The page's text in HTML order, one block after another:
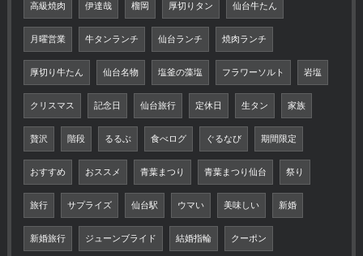
高級焼肉 伊達哉 榴岡 厚切りタン 仙台牛たん
月曜営業 牛タンランチ 仙台ランチ 焼肉ランチ
厚切り牛たん 仙台名物 塩釜の藻塩 フラワーソルト 岩塩
クリスマス 記念日 仙台旅行 定休日 生タン 家族
贅沢 階段 るるぶ 食べログ ぐるなび 期間限定
おすすめ おススメ 青葉まつり 青葉まつり仙台 祭り
旅行 サプライズ 仙台駅 ウマい 美味しい 新婚
新婚旅行 ジューンブライド 結婚指輪 クーポン